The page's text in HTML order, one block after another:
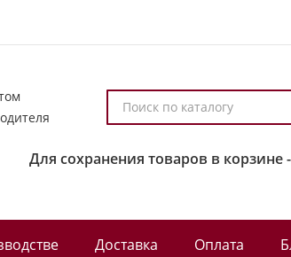
о
с
к
Для сохранения товаров в
Доставка Оплата